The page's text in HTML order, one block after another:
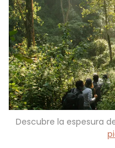
Descubre la espesura